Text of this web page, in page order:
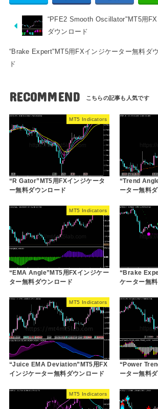
“PFE2 Smooth Oscillator"MT5用
ダウンロード
“Brake Expert"MT5用FXインジケーター無料ダ
ド
RECOMMEND
MT5 Indicators
“R Gator”MT5用FXインジケータ
ー無料ダウンロード
“Trend
ーター無料
MT5 Indicators
“EMA Angle”MT5用FXインジケー
ター無料ダウンロード
“Brake
ケーター無
MT5 Indicators
“Juice EMA Deviation”MT5用FX
インジケーター無料ダウンロード
“Power
ーター無料
MT5 Indicators